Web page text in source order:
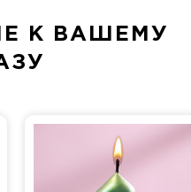
К ВАШЕМУ